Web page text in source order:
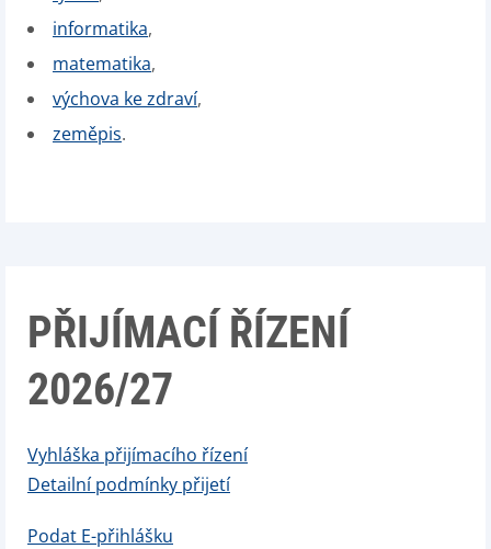
informatika,
matematika,
výchova ke zdraví,
zeměpis.
PŘIJÍMACÍ ŘÍZENÍ
2026/27
Vyhláška přijímacího řízení
Detailní podmínky přijetí
Podat E-přihlášku